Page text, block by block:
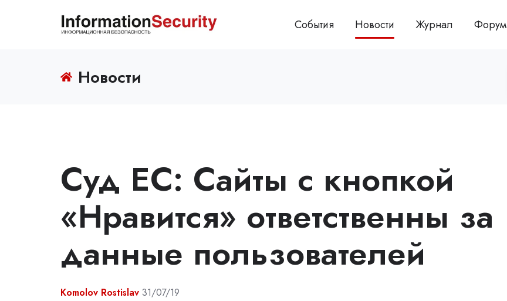
События Новости Журнал Форум
Новости
Суд ЕС: Сайты с кнопкой
«Нравится» ответственны за
данные пользователей
Komolov Rostislav 31/07/19